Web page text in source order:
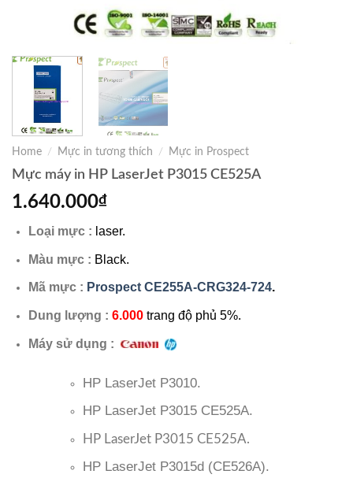
Home / Mực in tương thích / Mực in Prospect
Mực máy in HP LaserJet P3015 CE525A
1.640.000₫
Loại mực : laser.
Màu mực : Black.
Mã mực : Prospect CE255A-CRG324-724.
Dung lượng : 6.000 trang độ phủ 5%.
Máy sử dụng :
HP LaserJet P3010.
HP LaserJet P3015 CE525A.
HP LaserJet P3015 CE525A.
HP LaserJet P3015d (CE526A).